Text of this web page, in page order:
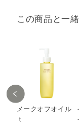
この商品と一
メークオフオイル
ｔ